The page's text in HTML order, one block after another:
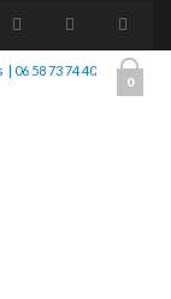
0
| 06 58 73 74 40